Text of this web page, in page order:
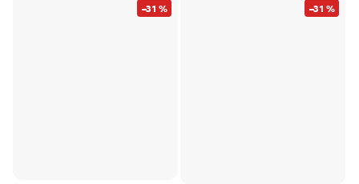
–31 % –31 %